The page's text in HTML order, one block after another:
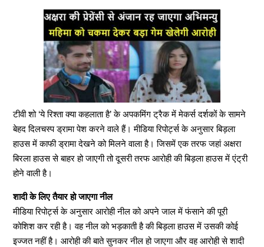
टीवी शो ‘ये रिश्ता क्या कहलाता है’ के अपकमिंग ट्रैक में मेकर्स दर्शकों के सामने
बेहद दिलचस्प ड्रामा पेश करने वाले हैं। मीडिया रिपोर्ट्स के अनुसार बिड़ला
हाउस में काफी ड्रामा देखने को मिलने वाला है। जिसमें एक तरफ जहां अक्षरा
बिरला हाउस से बाहर हो जाएगी तो दूसरी तरफ आरोही की बिड़ला हाउस में एंट्री
होने वाली है।
शादी के लिए तैयार हो जाएगा नील
मीडिया रिपोर्ट्स के अनुसार आरोही नील को अपने जाल में फंसाने की पूरी
कोशिश कर रही है। वह नील को भड़काती है की बिड़ला हाउस में उसकी कोई
इज्जत नहीं है। आरोही की बाते सुनकर नील हो जाएगा और वह आरोही से शादी